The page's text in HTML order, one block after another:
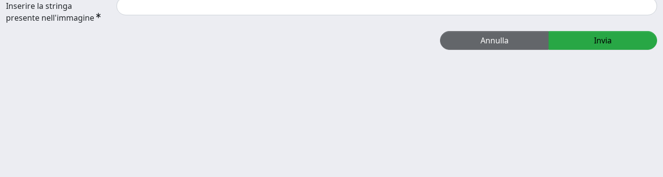
Inserire la stringa
presente nell'immagine
Annulla Invia